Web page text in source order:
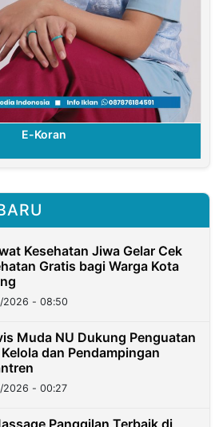
E-Koran
Kesehatan Jiwa Gelar Cek
Gratis bagi Warga Kota
2026 - 08:50
Muda NU Dukung Penguatan
dan Pendampingan
2026 - 00:27